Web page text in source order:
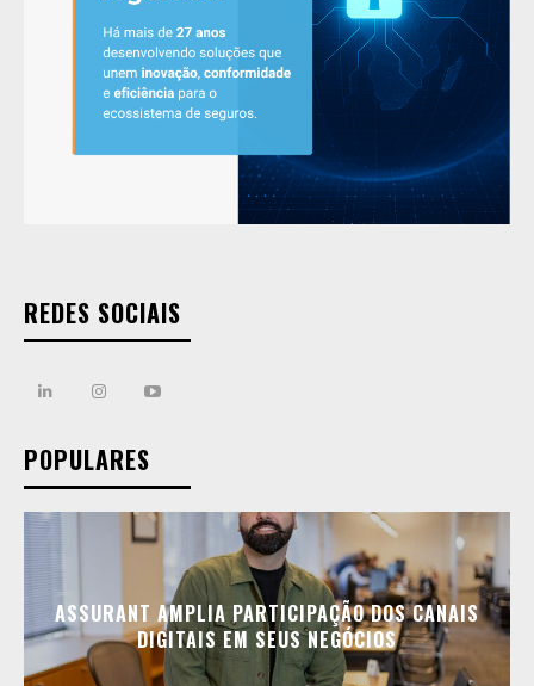
REDES SOCIAIS
POPULARES
ASSURANT AMPLIA PARTICIPAÇÃO DOS CANAIS
DIGITAIS EM SEUS NEGÓCIOS